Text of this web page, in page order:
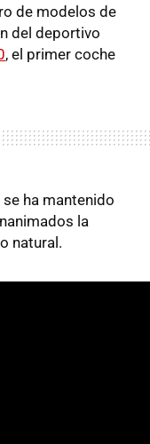
de modelos de
del deportivo
, el primer coche
ha mantenido
la
natural.